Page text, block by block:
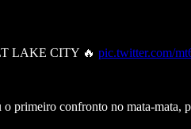
LAKE CITY 🔥 pic.twitter.com/
primeiro confronto no mata-mata,